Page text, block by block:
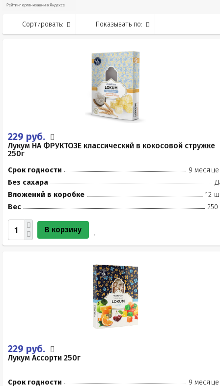
Сортировать: Показывать по:
229 руб.
Лукум НА ФРУКТОЗЕ классический в кокосовой стружке
250г
Срок годности
9
Без сахара
Вложений в коробке
12
Вес
250
В корзину
229 руб.
Лукум Ассорти 250г
Срок годности
9